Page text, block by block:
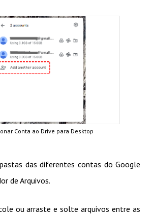
Conta ao Drive para Desktop
das diferentes contas do Google
de Arquivos.
ou arraste e solte arquivos entre as